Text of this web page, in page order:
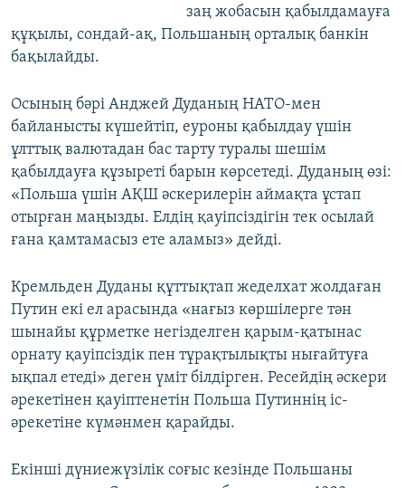
заң жобасын қабылдамауға
құқылы, сондай-ақ, Польшаның орталық банкін
бақылайды.
Осының бәрі Анджей Дуданың НАТО-мен
байланысты күшейтіп, еуроны қабылдау үшін
ұлттық валютадан бас тарту туралы шешім
қабылдауға құзыреті барын көрсетеді. Дуданың өзі:
«Польша үшін АҚШ әскерилерін аймақта ұстап
отырған маңызды. Елдің қауіпсіздігін тек осылай
ғана қамтамасыз ете аламыз» дейді.
Кремльден Дуданы құттықтап жеделхат жолдаған
Путин екі ел арасында «нағыз көршілерге тән
шынайы құрметке негізделген қарым-қатынас
орнату қауіпсіздік пен тұрақтылықты нығайтуға
ықпал етеді» деген үміт білдірген. Ресейдің әскери
әрекетінен қауіптенетін Польша Путиннің іс-
әрекетіне күмәнмен қарайды.
Екінші дүниежүзілік соғыс кезінде Польшаны